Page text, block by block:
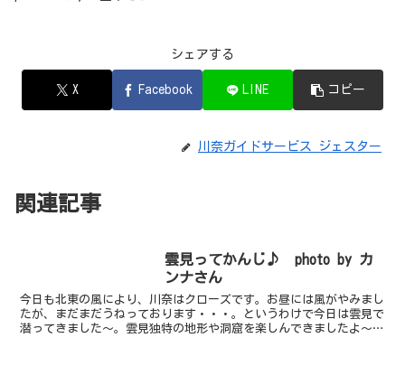
シェアする
X Facebook LINE コピー
川奈ガイドサービス ジェスター
関連記事
雲見ってかんじ♪ photo by カ
ンナさん
今日も北東の風により、川奈はクローズです。お昼には風がやみまし
たが、まだまだうねっております・・・。というわけで今日は雲見で
潜ってきました～。雲見独特の地形や洞窟を楽しんできましたよ～。